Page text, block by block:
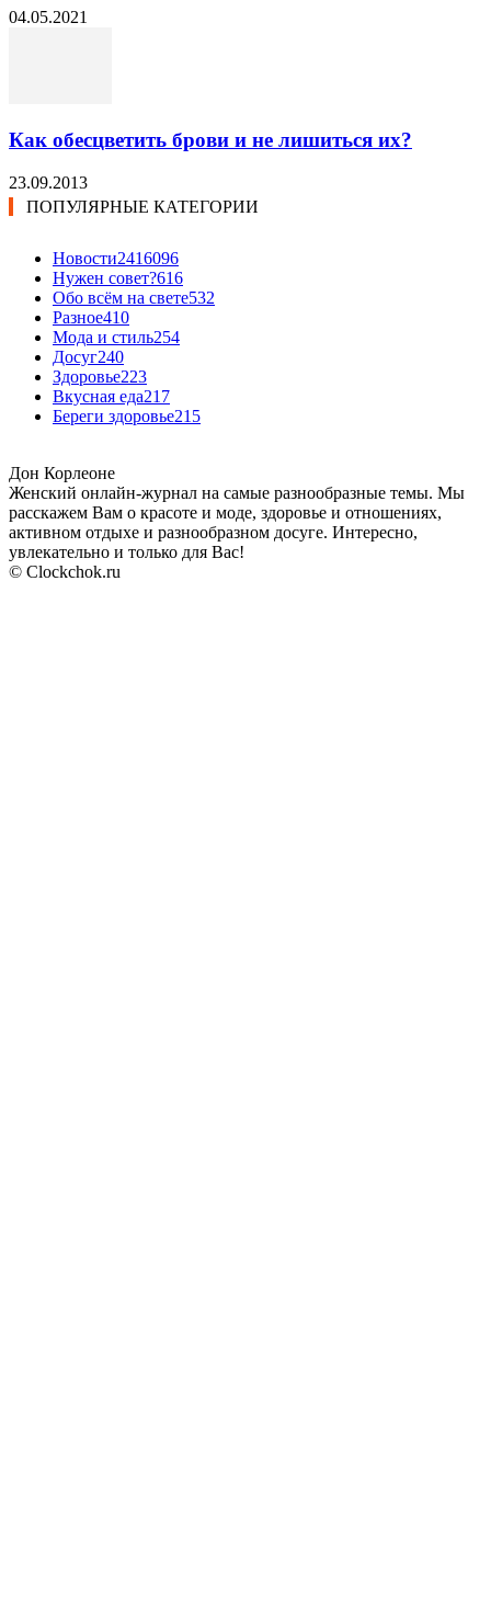
04.05.2021
Как обесцветить брови и не лишиться их?
23.09.2013
ПОПУЛЯРНЫЕ КАТЕГОРИИ
Новости2416096
Нужен совет?616
Обо всём на свете532
Разное410
Мода и стиль254
Досуг240
Здоровье223
Вкусная еда217
Береги здоровье215
Дон Корлеоне
Женский онлайн-журнал на самые разнообразные темы. Мы
расскажем Вам о красоте и моде, здоровье и отношениях,
активном отдыхе и разнообразном досуге. Интересно,
увлекательно и только для Вас!
© Clockchok.ru